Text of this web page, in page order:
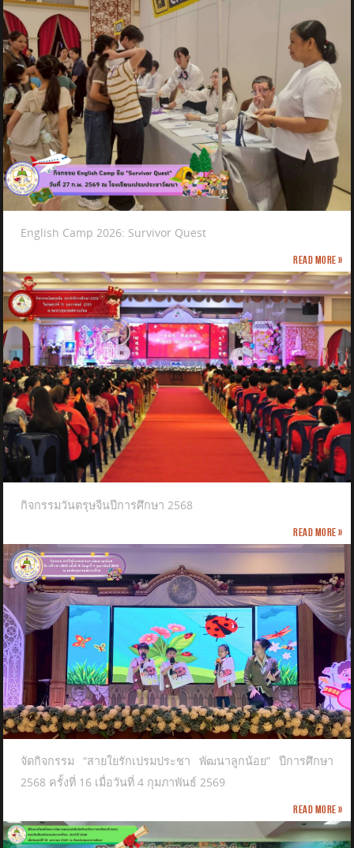
English Camp 2026: Survivor Quest
Read more »
กิจกรรมวันตรุษจีนปีการศึกษา 2568
Read more »
จัดกิจกรรม “สายใยรักเปรมประชา พัฒนาลูกน้อย” ปีการศึกษา
2568 ครั้งที่ 16 เมื่อวันที่ 4 กุมภาพันธ์ 2569
Read more »